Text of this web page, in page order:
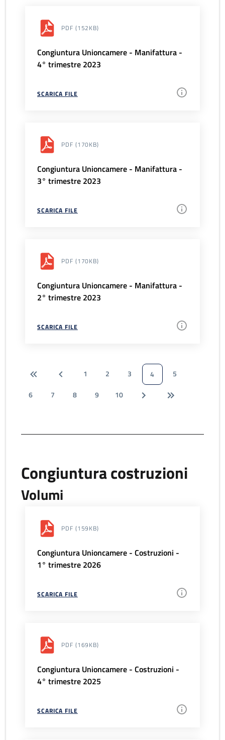
PDF (152KB)
Congiuntura Unioncamere - Manifattura -
4° trimestre 2023
SCARICA FILE
PDF (170KB)
Congiuntura Unioncamere - Manifattura -
3° trimestre 2023
SCARICA FILE
PDF (170KB)
Congiuntura Unioncamere - Manifattura -
2° trimestre 2023
SCARICA FILE
1 2 3 4
5
6
7 8 9 10
Congiuntura costruzioni
Volumi
PDF (159KB)
Congiuntura Unioncamere - Costruzioni -
1° trimestre 2026
SCARICA FILE
PDF (169KB)
Congiuntura Unioncamere - Costruzioni -
4° trimestre 2025
SCARICA FILE